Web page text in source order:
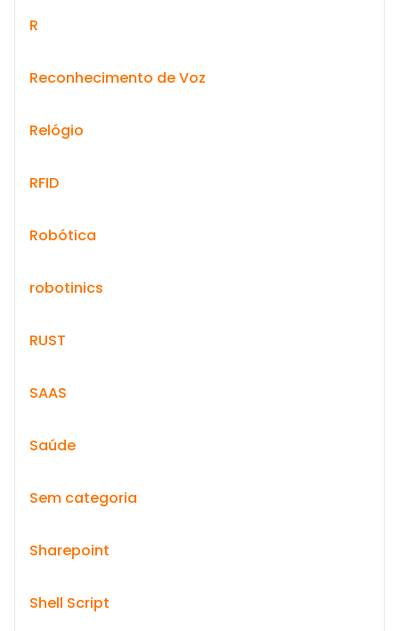
R
Reconhecimento de Voz
Relógio
RFID
Robótica
robotinics
RUST
SAAS
Saúde
Sem categoria
Sharepoint
Shell Script